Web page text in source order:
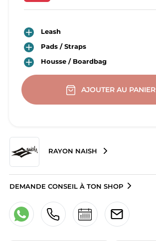
 Leash
 Pads / Straps
 Housse / Boardbag
AJOUTER AU PANIER
RAYON NAISH
DEMANDE CONSEIL À TON SHOP